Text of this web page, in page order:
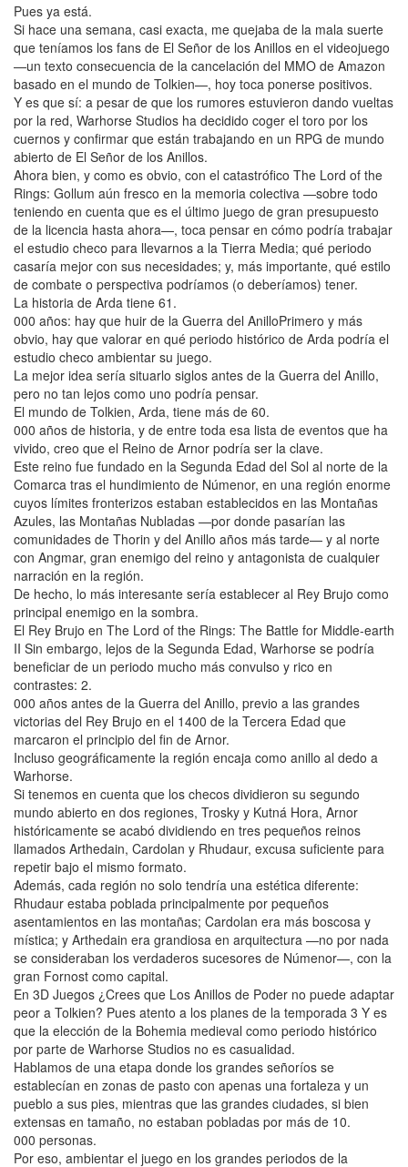
Pues ya está.
Si hace una semana, casi exacta, me quejaba de la mala suerte
que teníamos los fans de El Señor de los Anillos en el videojuego
—un texto consecuencia de la cancelación del MMO de Amazon
basado en el mundo de Tolkien—, hoy toca ponerse positivos.
Y es que sí: a pesar de que los rumores estuvieron dando vueltas
por la red, Warhorse Studios ha decidido coger el toro por los
cuernos y confirmar que están trabajando en un RPG de mundo
abierto de El Señor de los Anillos.
Ahora bien, y como es obvio, con el catastrófico The Lord of the
Rings: Gollum aún fresco en la memoria colectiva —sobre todo
teniendo en cuenta que es el último juego de gran presupuesto
de la licencia hasta ahora—, toca pensar en cómo podría trabajar
el estudio checo para llevarnos a la Tierra Media; qué periodo
casaría mejor con sus necesidades; y, más importante, qué estilo
de combate o perspectiva podríamos (o deberíamos) tener.
La historia de Arda tiene 61.
000 años: hay que huir de la Guerra del AnilloPrimero y más
obvio, hay que valorar en qué periodo histórico de Arda podría el
estudio checo ambientar su juego.
La mejor idea sería situarlo siglos antes de la Guerra del Anillo,
pero no tan lejos como uno podría pensar.
El mundo de Tolkien, Arda, tiene más de 60.
000 años de historia, y de entre toda esa lista de eventos que ha
vivido, creo que el Reino de Arnor podría ser la clave.
Este reino fue fundado en la Segunda Edad del Sol al norte de la
Comarca tras el hundimiento de Númenor, en una región enorme
cuyos límites fronterizos estaban establecidos en las Montañas
Azules, las Montañas Nubladas —por donde pasarían las
comunidades de Thorin y del Anillo años más tarde— y al norte
con Angmar, gran enemigo del reino y antagonista de cualquier
narración en la región.
De hecho, lo más interesante sería establecer al Rey Brujo como
principal enemigo en la sombra.
El Rey Brujo en The Lord of the Rings: The Battle for Middle-earth
II Sin embargo, lejos de la Segunda Edad, Warhorse se podría
beneficiar de un periodo mucho más convulso y rico en
contrastes: 2.
000 años antes de la Guerra del Anillo, previo a las grandes
victorias del Rey Brujo en el 1400 de la Tercera Edad que
marcaron el principio del fin de Arnor.
Incluso geográficamente la región encaja como anillo al dedo a
Warhorse.
Si tenemos en cuenta que los checos dividieron su segundo
mundo abierto en dos regiones, Trosky y Kutná Hora, Arnor
históricamente se acabó dividiendo en tres pequeños reinos
llamados Arthedain, Cardolan y Rhudaur, excusa suficiente para
repetir bajo el mismo formato.
Además, cada región no solo tendría una estética diferente:
Rhudaur estaba poblada principalmente por pequeños
asentamientos en las montañas; Cardolan era más boscosa y
mística; y Arthedain era grandiosa en arquitectura —no por nada
se consideraban los verdaderos sucesores de Númenor—, con la
gran Fornost como capital.
En 3D Juegos ¿Crees que Los Anillos de Poder no puede adaptar
peor a Tolkien? Pues atento a los planes de la temporada 3 Y es
que la elección de la Bohemia medieval como periodo histórico
por parte de Warhorse Studios no es casualidad.
Hablamos de una etapa donde los grandes señoríos se
establecían en zonas de pasto con apenas una fortaleza y un
pueblo a sus pies, mientras que las grandes ciudades, si bien
extensas en tamaño, no estaban pobladas por más de 10.
000 personas.
Por eso, ambientar el juego en los grandes periodos de la